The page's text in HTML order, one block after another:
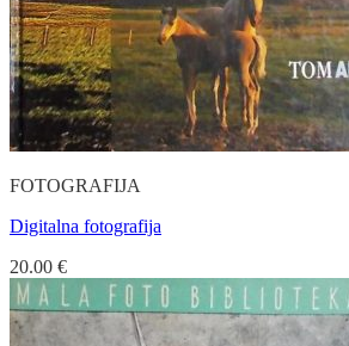
FOTOGRAFIJA
Digitalna fotografija
20.00 €